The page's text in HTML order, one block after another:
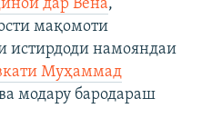
дар Вена,
мақомоти
истирдоди намояндаи
Муҳаммад
модару бародараш